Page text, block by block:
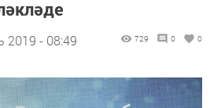
2019 - 08:49 729 0 0